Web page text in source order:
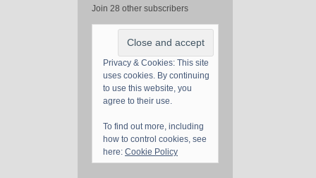
Join 28 other subscribers
Privacy & Cookies: This site
uses cookies. By continuing
to use this website, you
agree to their use.
To find out more, including
how to control cookies, see
here: Cookie Policy